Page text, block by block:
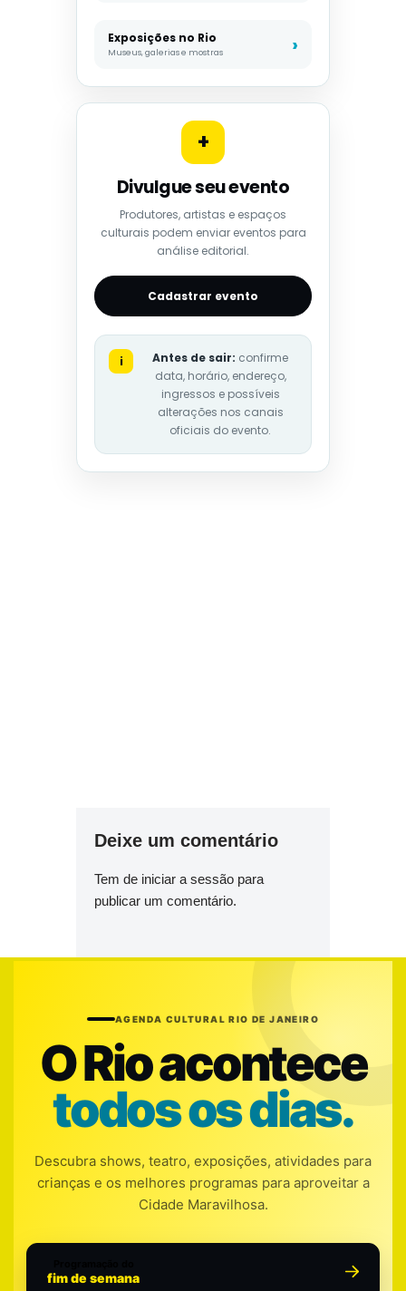
Exposições no Rio
Museus, galerias e mostras
+
Divulgue seu evento
Produtores, artistas e espaços
culturais podem enviar eventos para
análise editorial.
Cadastrar evento
i Antes de sair: confirme
data, horário, endereço,
ingressos e possíveis
alterações nos canais
oficiais do evento.
Deixe um comentário
Tem de iniciar a sessão para
publicar um comentário.
AGENDA CULTURAL RIO DE JANEIRO
O Rio acontece
todos os dias.
Descubra shows, teatro, exposições, atividades para
crianças e os melhores programas para aproveitar a
Cidade Maravilhosa.
fim de semana